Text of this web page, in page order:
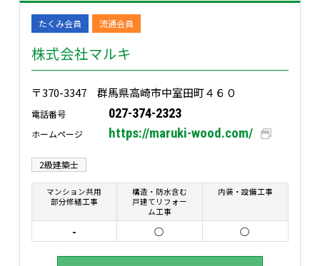
株式会社マルキ
たくみ会員 流通会員
〒370-3347 群馬県高崎市中室田町４６０
電話番号 027-374-2323
ホームページ https://maruki-wood.com/
2級建築士
マンション共用
部分修繕工事
構造・防水含む
戸建てリフォー
ム工事
内装・設備工事
- ○ ○